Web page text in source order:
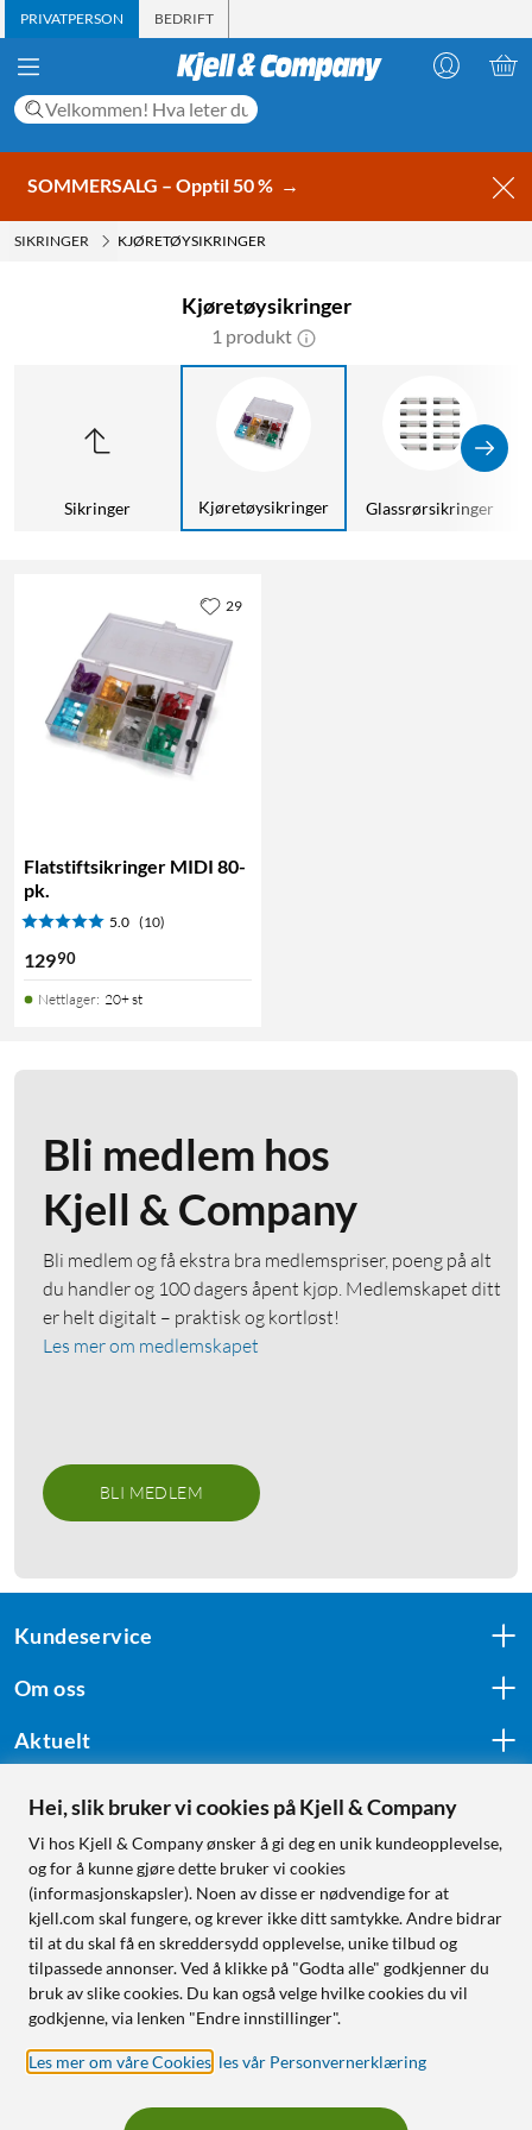
PRIVATPERSON BEDRIFT
SOMMERSALG – Opptil 50 % →
SIKRINGER KJØRETØYSIKRINGER
Kjøretøysikringer
1 produkt
Sikringer Kjøretøysikringer Glassrørsikringer
Flatstiftsikringer MIDI 80-
pk.
5.0 (10)
12990
Nettlager: 20+ st
29
Bli medlem hos
Kjell & Company
Bli medlem og få ekstra bra medlemspriser, poeng på alt
du handler og 100 dagers åpent kjøp. Medlemskapet ditt
er helt digitalt – praktisk og kortløst!
Les mer om medlemskapet
BLI MEDLEM
Kundeservice
Om oss
Aktuelt
Følg oss
Handle fra:
Sverige
Norge
Hei, slik bruker vi cookies på Kjell & Company
Vi hos Kjell & Company ønsker å gi deg en unik kundeopplevelse,
og for å kunne gjøre dette bruker vi cookies
(informasjonskapsler). Noen av disse er nødvendige for at
kjell.com skal fungere, og krever ikke ditt samtykke. Andre bidrar
til at du skal få en skreddersydd opplevelse, unike tilbud og
tilpassede annonser. Ved å klikke på "Godta alle" godkjenner du
bruk av slike cookies. Du kan også velge hvilke cookies du vil
godkjenne, via lenken "Endre innstillinger".
Les mer om våre Cookies les vår Personvernerklæring